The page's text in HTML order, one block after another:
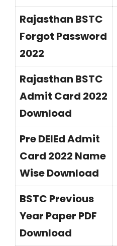
Rajasthan BSTC
Forgot Password
2022
Rajasthan BSTC
Admit Card 2022
Download
Pre DElEd Admit
Card 2022 Name
Wise Download
BSTC Previous
Year Paper PDF
Download